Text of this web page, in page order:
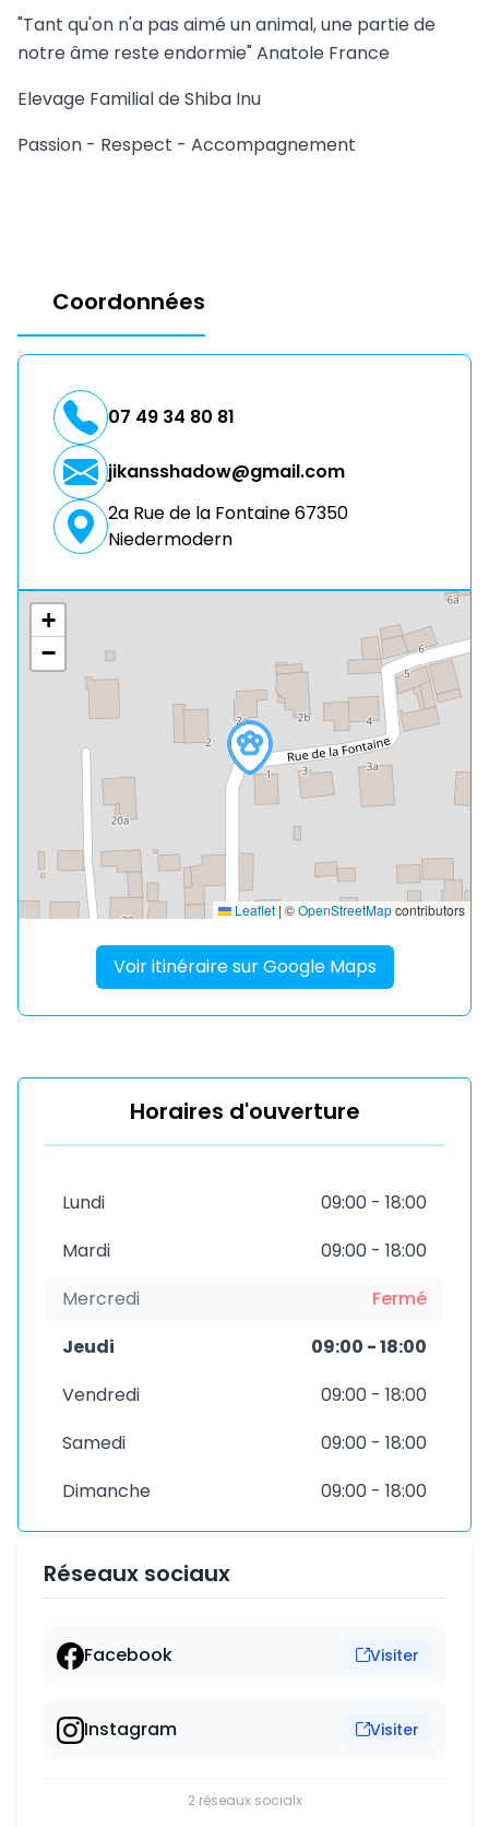
"Tant qu'on n'a pas aimé un animal, une partie de
notre âme reste endormie" Anatole France
Elevage Familial de Shiba Inu
Passion - Respect - Accompagnement
Coordonnées
07 49 34 80 81
jikansshadow@gmail.com
2a Rue de la Fontaine 67350
Niedermodern
+
−
Leaflet | ©OpenStreetMapcontributors
Voir itinéraire sur Google Maps
Horaires d'ouverture
Lundi
09:00 - 18:00
Mardi
09:00 - 18:00
Mercredi
Fermé
Jeudi
09:00 - 18:00
Vendredi
09:00 - 18:00
Samedi
09:00 - 18:00
Dimanche
09:00 - 18:00
Réseaux sociaux
Facebook Visiter
Instagram Visiter
2 réseaux socialx